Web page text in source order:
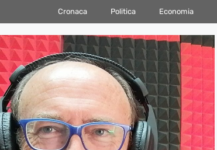
Cronaca Politica Economia